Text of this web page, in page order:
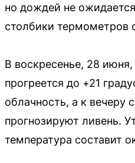
но дождей не
столбики термометров
В воскресенье, 28
прогреется до +21
облачность, а к вечеру
прогнозируют ливень.
температура составит